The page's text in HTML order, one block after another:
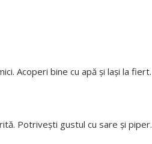
Acoperi bine cu apă și lași la fiert.
Potrivești gustul cu sare și piper.